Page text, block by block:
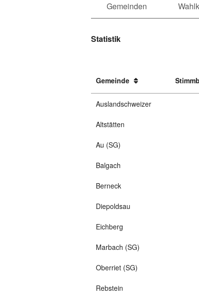
Gemeinden
Statistik
Gemeinde
Auslandschweizer
Altstätten
Au (SG)
Balgach
Berneck
Diepoldsau
Eichberg
Marbach (SG)
Oberriet (SG)
Rebstein